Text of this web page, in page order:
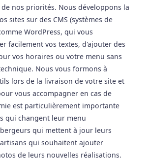
nos priorités. Nous développons la
sites sur des CMS (systèmes de
WordPress, qui vous
facilement vos textes, d'ajouter des
vos horaires ou votre menu sans
Nous vous formons à
lors de la livraison de votre site et
vous accompagner en cas de
est particulièrement importante
qui changent leur menu
qui mettent à jour leurs
qui souhaitent ajouter
de leurs nouvelles réalisations.